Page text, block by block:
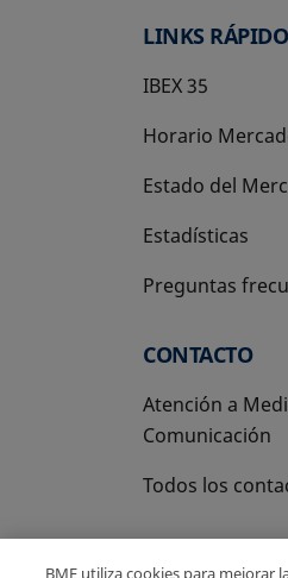
LINKS
IBEX 35
Horario
Estado del
Estadísticas
Preguntas
CONTACTO
Atención a
Comunicación
Todos los
BME utiliza cookies para mejorar